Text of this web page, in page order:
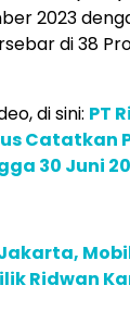
2023
di 38
di sini: PT
Catatkan
30 Juni
Ridwan